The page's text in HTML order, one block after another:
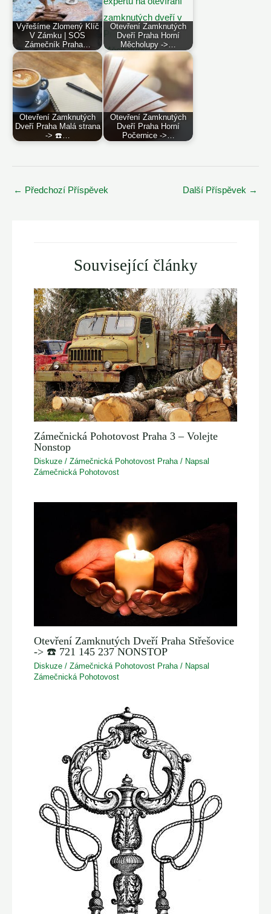
Vyřešíme Zlomený Klíč
V Zámku | SOS
Zámečník Praha…
Otevření Zamknutých
Dveří Praha Horní
Měcholupy ->…
Otevření Zamknutých
Dveří Praha Malá strana
-> ☎️…
Otevření Zamknutých
Dveří Praha Horní
Počernice ->…
Post
← Předchozí Příspěvek Další Příspěvek →
Související články
Zámečnická Pohotovost Praha 3 – Volejte
Nonstop
Diskuze /Zámečnická Pohotovost Praha/ Napsal
Zámečnická Pohotovost
Otevření Zamknutých Dveří Praha Střešovice
-> ☎️ 721 145 237 NONSTOP
Diskuze /Zámečnická Pohotovost Praha/ Napsal
Zámečnická Pohotovost